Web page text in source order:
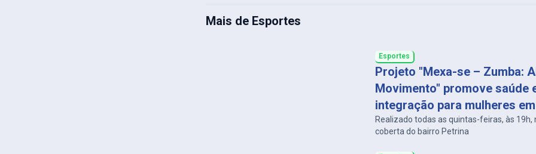
Mais de Esportes
Esportes
Projeto "Mexa-se – Zumba:
Movimento" promove saúde
integração para mulheres
Realizado todas as quintas-feiras, às 19h,
coberta do bairro Petrina